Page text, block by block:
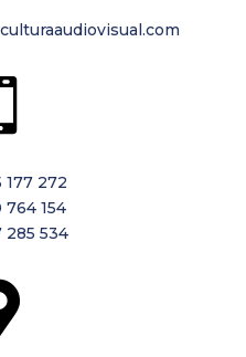
177 272
764 154
285 534